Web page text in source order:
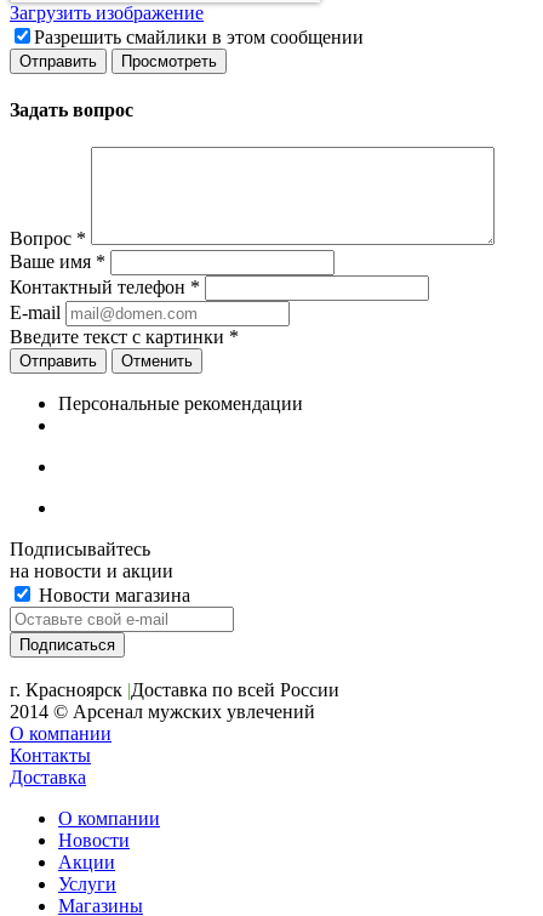
Загрузить изображение
Разрешить смайлики в этом сообщении
Задать вопрос
Вопрос *
Ваше имя *
Контактный телефон *
E-mail
Введите текст с картинки *
Отменить
Персональные рекомендации
Подписывайтесь
на новости и акции
Новости магазина
г. Красноярск |Доставка по всей России
2014 © Арсенал мужских увлечений
О компании
Контакты
Доставка
О компании
Новости
Акции
Услуги
Магазины